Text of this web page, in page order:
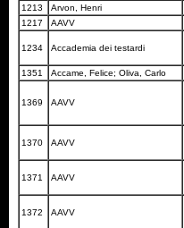
1213
Arvon, Henri
1217
AAVV
1234 Accademia dei testardi
1351 Accame, Felice; Oliva, Carlo
1369 AAVV
1370 AAVV
1371 AAVV
1372 AAVV